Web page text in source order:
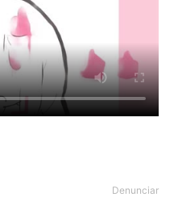
Denunciar